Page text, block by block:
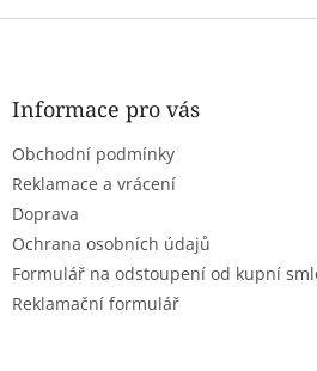
Z
Informace pro vás
Obchodní podmínky
Reklamace a vrácení
Doprava
Ochrana osobních údajů
Formulář na odstoupení od kupní
Reklamační formulář